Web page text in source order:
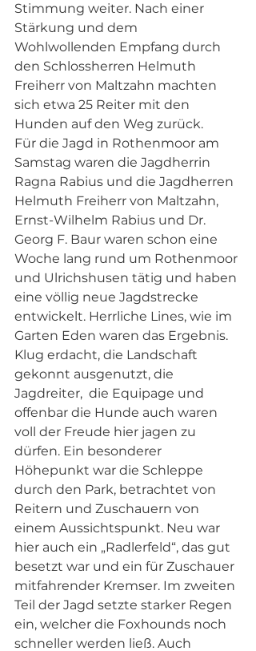
Stimmung weiter. Nach einer
Stärkung und dem
Wohlwollenden Empfang durch
den Schlossherren Helmuth
Freiherr von Maltzahn machten
sich etwa 25 Reiter mit den
Hunden auf den Weg zurück.
Für die Jagd in Rothenmoor am
Samstag waren die Jagdherrin
Ragna Rabius und die Jagdherren
Helmuth Freiherr von Maltzahn,
Ernst-Wilhelm Rabius und Dr.
Georg F. Baur waren schon eine
Woche lang rund um Rothenmoor
und Ulrichshusen tätig und haben
eine völlig neue Jagdstrecke
entwickelt. Herrliche Lines, wie im
Garten Eden waren das Ergebnis.
Klug erdacht, die Landschaft
gekonnt ausgenutzt, die
Jagdreiter,  die Equipage und
offenbar die Hunde auch waren
voll der Freude hier jagen zu
dürfen. Ein besonderer
Höhepunkt war die Schleppe
durch den Park, betrachtet von
Reitern und Zuschauern von
einem Aussichtspunkt. Neu war
hier auch ein „Radlerfeld“, das gut
besetzt war und ein für Zuschauer
mitfahrender Kremser. Im zweiten
Teil der Jagd setzte starker Regen
ein, welcher die Foxhounds noch
schneller werden ließ. Auch